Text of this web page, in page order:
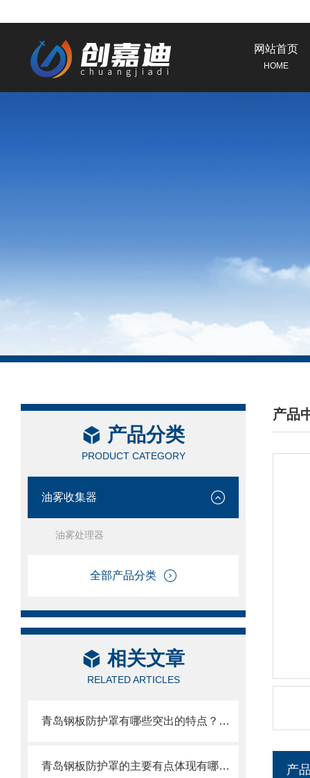
网站首页
HOME
产品分类
PRODUCT CATEGORY
油雾收集器
油雾处理器
全部产品分类
相关文章
RELATED ARTICLES
青岛钢板防护罩有哪些突出的特点？还不快来了解一下
青岛钢板防护罩的主要有点体现有哪些方面？
产品
/
产